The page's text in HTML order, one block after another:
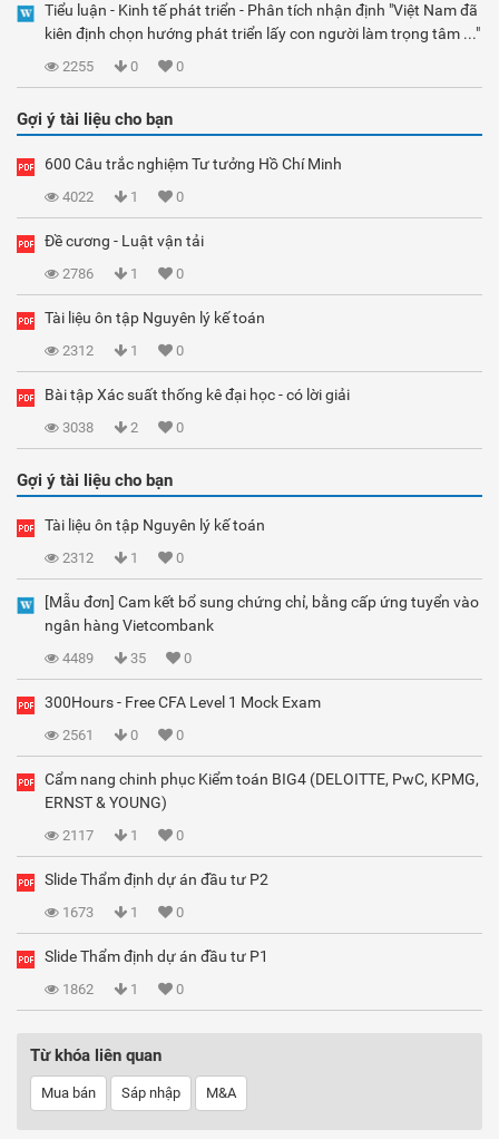
Tiểu luận - Kinh tế phát triển - Phân tích nhận định "Việt Nam đã
kiên định chọn hướng phát triển lấy con người làm trọng tâm ..."
2255 0 0
Gợi ý tài liệu cho bạn
600 Câu trắc nghiệm Tư tưởng Hồ Chí Minh
4022 1 0
Đề cương - Luật vận tải
2786 1 0
Tài liệu ôn tập Nguyên lý kế toán
2312 1 0
Bài tập Xác suất thống kê đại học - có lời giải
3038 2 0
Gợi ý tài liệu cho bạn
Tài liệu ôn tập Nguyên lý kế toán
2312 1 0
[Mẫu đơn] Cam kết bổ sung chứng chỉ, bằng cấp ứng tuyển vào
ngân hàng Vietcombank
4489 35 0
300Hours - Free CFA Level 1 Mock Exam
2561 0 0
Cẩm nang chinh phục Kiểm toán BIG4 (DELOITTE, PwC, KPMG,
ERNST & YOUNG)
2117 1 0
Slide Thẩm định dự án đầu tư P2
1673 1 0
Slide Thẩm định dự án đầu tư P1
1862 1 0
Từ khóa liên quan
Mua bán Sáp nhập M&A